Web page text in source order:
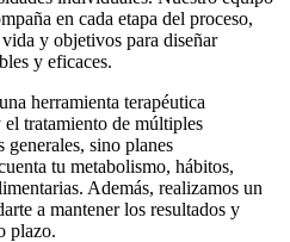
en cada etapa del proceso,
y objetivos para diseñar
y eficaces.
herramienta terapéutica
tratamiento de múltiples
sino planes
tu metabolismo, hábitos,
Además, realizamos un
a mantener los resultados y
plazo.